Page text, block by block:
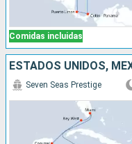
Comidas incluidas
Seven Seas Prestige